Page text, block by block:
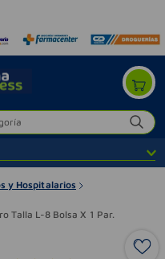
y Hospitalarios
Talla L-8 Bolsa X 1 Par.